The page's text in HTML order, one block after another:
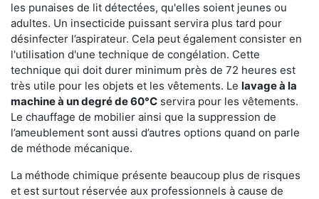
les punaises de lit détectées, qu'elles soient jeunes ou
adultes. Un insecticide puissant servira plus tard pour
désinfecter l’aspirateur. Cela peut également consister en
l'utilisation d'une technique de congélation. Cette
technique qui doit durer minimum près de 72 heures est
très utile pour les objets et les vêtements. Le lavage à la
machine à un degré de 60°C servira pour les vêtements.
Le chauffage de mobilier ainsi que la suppression de
l’ameublement sont aussi d’autres options quand on parle
de méthode mécanique.
La méthode chimique présente beaucoup plus de risques
et est surtout réservée aux professionnels à cause de